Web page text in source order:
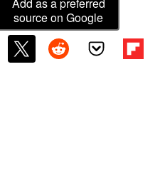
Add as a preferred
source on Google